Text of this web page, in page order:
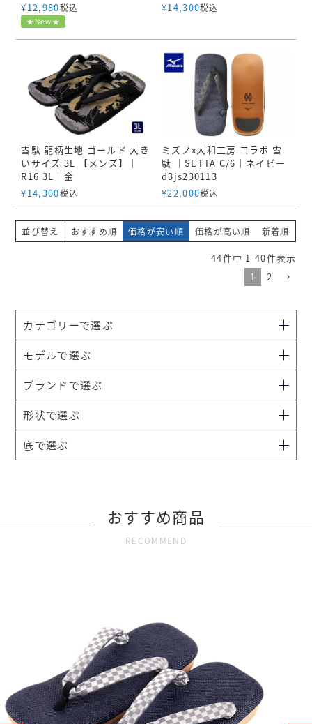
¥12,980税込
★New★
¥14,300税込
雪駄 龍柄生地 ゴールド 大き
いサイズ 3L 【メンズ】｜
R16 3L｜金
¥14,300税込
ミズノx大和工房 コラボ 雪
駄 ｜SETTA C/6｜ネイビー
d3js230113
¥22,000税込
並び替え おすすめ順 価格が安い順 価格が高い順 新着順
44件中 1-40件表示
1
2
カテゴリーで選ぶ
モデルで選ぶ
ブランドで選ぶ
形状で選ぶ
底で選ぶ
おすすめ商品
RECOMMEND